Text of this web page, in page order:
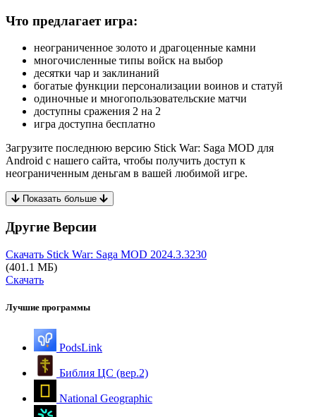
Что предлагает игра:
неограниченное золото и драгоценные камни
многочисленные типы войск на выбор
десятки чар и заклинаний
богатые функции персонализации воинов и статуй
одиночные и многопользовательские матчи
доступны сражения 2 на 2
игра доступна бесплатно
Загрузите последнюю версию Stick War: Saga MOD для
Android с нашего сайта, чтобы получить доступ к
неограниченным деньгам в вашей любимой игре.
Показать больше
Другие Версии
Скачать Stick War: Saga MOD 2024.3.3230
(401.1 МБ)
Скачать
Лучшие программы
PodsLink
Библия ЦС (вер.2)
National Geographic